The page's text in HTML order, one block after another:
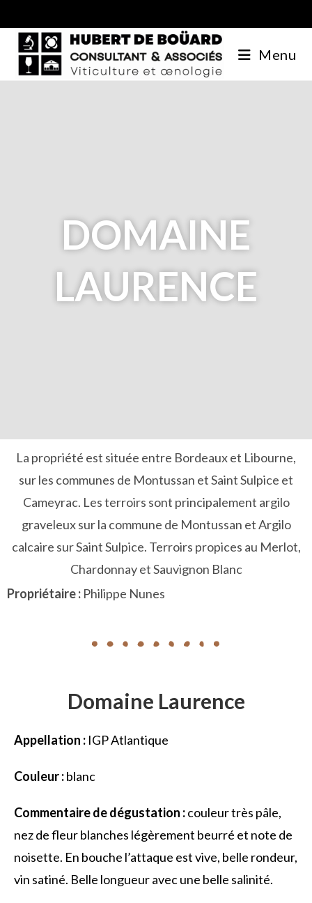
Menu
DOMAINE
LAURENCE
La propriété est située entre Bordeaux et Libourne,
sur les communes de Montussan et Saint Sulpice et
Cameyrac. Les terroirs sont principalement argilo
graveleux sur la commune de Montussan et Argilo
calcaire sur Saint Sulpice. Terroirs propices au Merlot,
Chardonnay et Sauvignon Blanc
Propriétaire : Philippe Nunes
Domaine Laurence
Appellation : IGP Atlantique
Couleur :blanc
Commentaire de dégustation :couleur très pâle,
nez de fleur blanches légèrement beurré et note de
noisette. En bouche l’attaque est vive, belle rondeur,
vin satiné. Belle longueur avec une belle salinité.